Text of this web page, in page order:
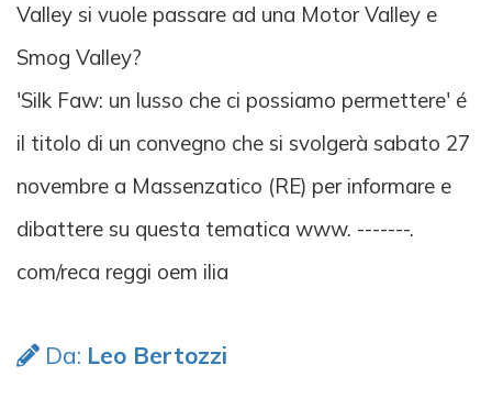
Valley si vuole passare ad una Motor Valley e
Smog Valley?
'Silk Faw: un lusso che ci possiamo permettere' é
il titolo di un convegno che si svolgerà sabato 27
novembre a Massenzatico (RE) per informare e
dibattere su questa tematica www. -------.
com/reca reggi oem ilia
Da: Leo Bertozzi